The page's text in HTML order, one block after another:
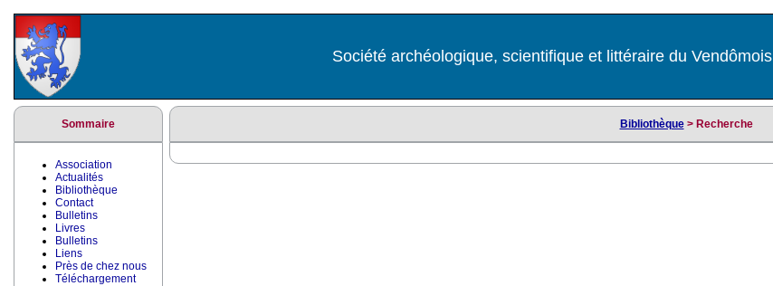
Société archéologique, scientifique et littéraire du Vendômois
Sommaire
Association
Actualités
Bibliothèque
Contact
Bulletins
Livres
Bulletins
Liens
Près de chez nous
Téléchargement
Bibliothèque> Recherche